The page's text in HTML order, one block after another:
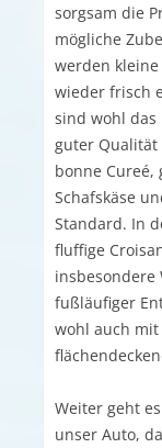
sorgsam die
mögliche
werden
wieder frisch
sind wohl das
guter Qualität
bonne
Schafskäse
Standard. In
fluffige
insbesondere
fußläufiger
wohl auch
Weiter geht
unser Auto,